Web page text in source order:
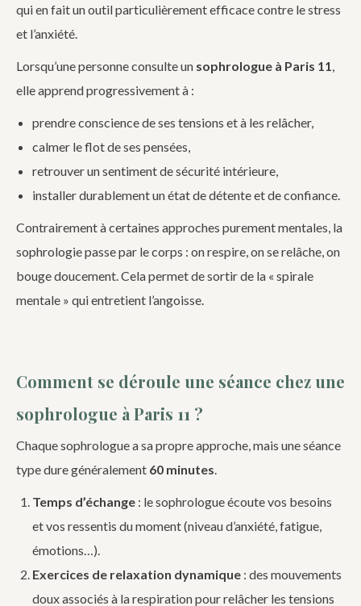
qui en fait un outil particulièrement efficace contre le stress
et l’anxiété.
Lorsqu’une personne consulte un sophrologue à Paris 11,
elle apprend progressivement à :
prendre conscience de ses tensions et à les relâcher,
calmer le flot de ses pensées,
retrouver un sentiment de sécurité intérieure,
installer durablement un état de détente et de confiance.
Contrairement à certaines approches purement mentales, la
sophrologie passe par le corps : on respire, on se relâche, on
bouge doucement. Cela permet de sortir de la « spirale
mentale » qui entretient l’angoisse.
Comment se déroule une séance chez une
sophrologue à Paris 11 ?
Chaque sophrologue a sa propre approche, mais une séance
type dure généralement 60 minutes.
Temps d’échange : le sophrologue écoute vos besoins
et vos ressentis du moment (niveau d’anxiété, fatigue,
émotions…).
Exercices de relaxation dynamique : des mouvements
doux associés à la respiration pour relâcher les tensions